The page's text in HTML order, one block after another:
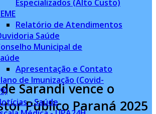
Especializados (Alto Custo)
Relatório de Atendimentos
Saúde
Municipal de
Apresentação e Contato
de Imunização (Covid-
- Saúde
Sarandi vence o
Público Paraná 2025